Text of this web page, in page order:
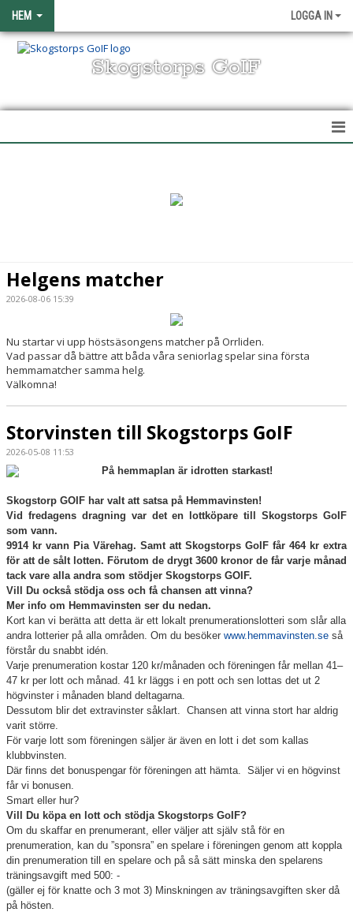
HEM LOGGA IN
Skogstorps GoIF
VÅRA LAG/TRÄNARE
AKTUELLA MATCHER
BOKNINGAR I R-BOK
DOKUMENT
ORDFÖRANDE HAR BOLLEN
Helgens matcher
2026-08-06 15:39
Nu startar vi upp höstsäsongens matcher på Orrliden.
Vad passar då bättre att båda våra seniorlag spelar sina första
hemmamatcher samma helg.
Välkomna!
Storvinsten till Skogstorps GoIF
2026-05-08 11:53
På hemmaplan är idrotten starkast!
Skogstorp GOIF har valt att satsa på Hemmavinsten!
Vid fredagens dragning var det en lottköpare till Skogstorps GoIF
som vann.
9914 kr vann Pia Värehag. Samt att Skogstorps GoIF får 464 kr extra
för att de sålt lotten. Förutom de drygt 3600 kronor de får varje månad
tack vare alla andra som stödjer Skogstorps GOIF.
Vill Du också stödja oss och få chansen att vinna?
Mer info om Hemmavinsten ser du nedan.
Kort kan vi berätta att detta är ett lokalt prenumerationslotteri som slår alla
andra lotterier på alla områden. Om du besöker www.hemmavinsten.se så
förstår du snabbt idén.
Varje prenumeration kostar 120 kr/månaden och föreningen får mellan 41–
47 kr per lott och månad. 41 kr läggs i en pott och sen lottas det ut 2
högvinster i månaden bland deltagarna.
Dessutom blir det extravinster såklart.
Chansen att vinna stort har aldrig
varit större.
För varje lott som föreningen säljer är även en lott i det som kallas
klubbvinsten.
Där finns det bonuspengar för föreningen att hämta.
Säljer vi en högvinst
får vi bonusen.
Smart eller hur?
Vill Du köpa en lott och stödja Skogstorps GoIF?
Om du skaffar en prenumerant, eller väljer att själv stå för en
prenumeration, kan du ”sponsra” en spelare i föreningen genom att koppla
din prenumeration till en spelare och på så sätt minska den spelarens
träningsavgift med 500: -
(gäller ej för knatte och 3 mot 3) Minskningen av träningsavgiften sker då
på hösten.